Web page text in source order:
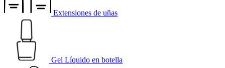
Extensiones de uñas
Gel Líquido en botella